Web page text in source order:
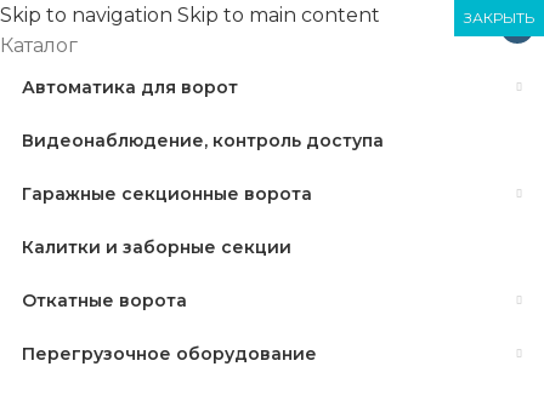
Skip to navigation Skip to main content
Каталог
Автоматика для ворот
Видеонаблюдение, контроль доступа
Гаражные секционные ворота
Калитки и заборные секции
Откатные ворота
Перегрузочное оборудование
×
ЗАКРЫТЬ
ЗАКРЫТЬ
ЗАКРЫТЬ